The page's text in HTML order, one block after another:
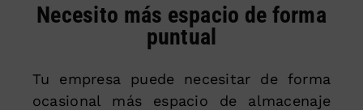
Necesito más espacio de forma
puntual
Tu empresa puede necesitar de forma
ocasional más espacio de almacenaje